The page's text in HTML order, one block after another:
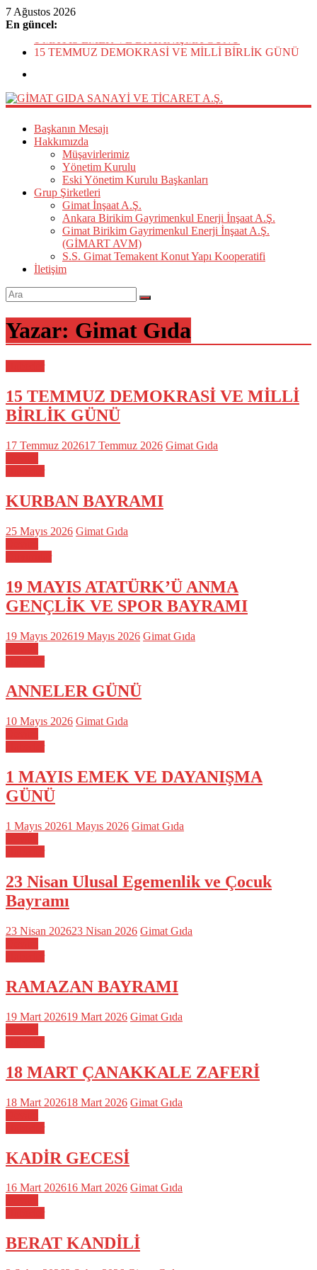
7 Ağustos 2026
En güncel:
1 MAYIS EMEK VE DAYANIŞMA GÜNÜ
15 TEMMUZ DEMOKRASİ VE MİLLİ BİRLİK GÜNÜ
BAYRAMI
ANNELER GÜNÜ
GİMAT
GIDA
SANAYİ
TİCARET
A.Ş.
Başkanın Mesajı
Hakkımızda
Müşavirlerimiz
Yönetim Kurulu
Eski Yönetim Kurulu Başkanları
Grup Şirketleri
Gimat İnşaat A.Ş.
Ankara Birikim Gayrimenkul Enerji İnşaat A.Ş.
Gimat Birikim Gayrimenkul Enerji İnşaat A.Ş.
(GİMART AVM)
S.S. Gimat Temakent Konut Yapı Kooperatifi
İletişim
Yazar: Gimat Gıda
15 TEMMUZ DEMOKRASİ VE MİLLİ
BİRLİK GÜNÜ
17 Temmuz 202617 Temmuz 2026 Gimat Gıda
KURBAN BAYRAMI
25 Mayıs 2026 Gimat Gıda
19 MAYIS ATATÜRK’Ü ANMA
GENÇLİK VE SPOR BAYRAMI
19 Mayıs 202619 Mayıs 2026 Gimat Gıda
ANNELER GÜNÜ
10 Mayıs 2026 Gimat Gıda
1 MAYIS EMEK VE DAYANIŞMA
GÜNÜ
1 Mayıs 20261 Mayıs 2026 Gimat Gıda
23 Nisan Ulusal Egemenlik ve Çocuk
Bayramı
23 Nisan 202623 Nisan 2026 Gimat Gıda
RAMAZAN BAYRAMI
19 Mart 202619 Mart 2026 Gimat Gıda
18 MART ÇANAKKALE ZAFERİ
18 Mart 202618 Mart 2026 Gimat Gıda
KADİR GECESİ
16 Mart 202616 Mart 2026 Gimat Gıda
BERAT KANDİLİ